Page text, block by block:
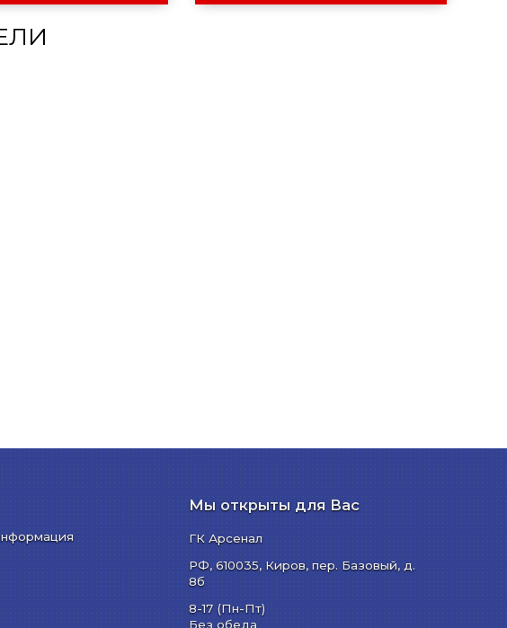
Мы открыты для Вас
ГК Арсенал
РФ, 610035, Киров, пер. Базовый, д.
8б
8-17 (Пн-Пт)
Без обеда